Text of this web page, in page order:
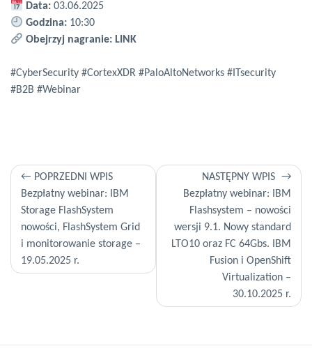
Data: 03.06.2025
Godzina: 10:30
Obejrzyj nagranie:LINK
#CyberSecurity #CortexXDR #PaloAltoNetworks #ITsecurity
#B2B #Webinar
Nawigacja
wpisu
POPRZEDNI WPIS
Bezpłatny webinar: IBM
Storage FlashSystem
nowości, FlashSystem Grid
i monitorowanie storage –
19.05.2025 r.
NASTĘPNY WPIS
Bezpłatny webinar: IBM
Flashsystem – nowości
wersji 9.1. Nowy standard
LTO10 oraz FC 64Gbs. IBM
Fusion i OpenShift
Virtualization –
30.10.2025 r.